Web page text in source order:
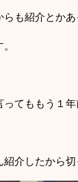
らも紹介とか
てももう１年
紹介したから切